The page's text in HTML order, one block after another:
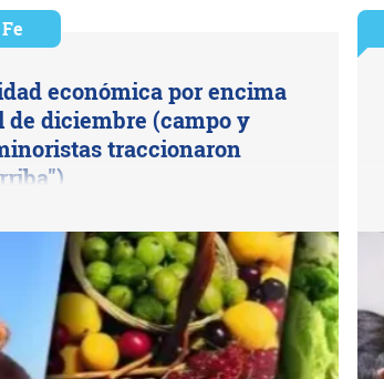
económica por encima
de diciembre (campo y
traccionaron